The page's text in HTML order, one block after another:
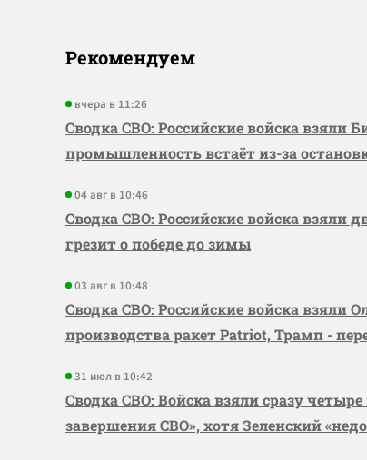
Рекомендуем
вчера в 11:26
Сводка СВО: Российские войска взяли
промышленность встаёт из-за
04 авг в 10:46
Сводка СВО: Российские войска взяли
грезит о победе до зимы
03 авг в 10:48
Сводка СВО: Российские войска взяли
производства ракет Patriot, Трамп -
31 июл в 10:42
Сводка СВО: Войска взяли сразу
завершения СВО», хотя Зеленский